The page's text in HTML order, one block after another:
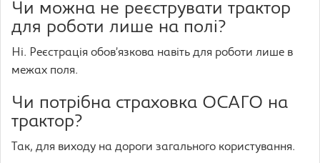
Чи можна не реєструвати трактор
для роботи лише на полі?
Ні. Реєстрація обов’язкова навіть для роботи лише в
межах поля.
Чи потрібна страховка ОСАГО на
трактор?
Так, для виходу на дороги загального користування.